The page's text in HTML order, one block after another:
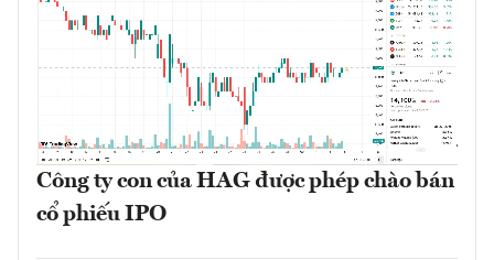
Công ty con của HAG được phép chào bán
cổ phiếu IPO